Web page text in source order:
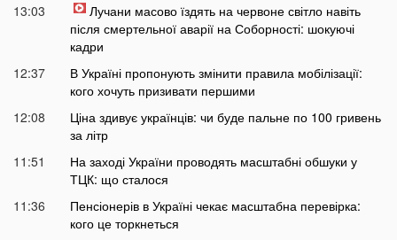
13:03
Лучани масово їздять на червоне світло навіть
після смертельної аварії на Соборності: шокуючі
кадри
12:37
В Україні пропонують змінити правила мобілізації:
кого хочуть призивати першими
12:08
Ціна здивує українців: чи буде пальне по 100 гривень
за літр
11:51
На заході України проводять масштабні обшуки у
ТЦК: що сталося
11:36
Пенсіонерів в Україні чекає масштабна перевірка:
кого це торкнеться